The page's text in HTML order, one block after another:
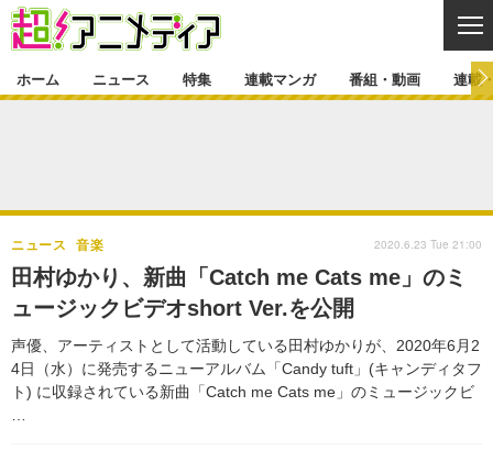
ゲーム・アプリ マンガ
グッズ イベント
声優 コスプレ
舞台 新帝スタ
特集一覧 カバー
ラキりす
連載マンガ
連載マンガ一覧
番組・動画
番組・動画一覧 ラジオ
動画
連載・ブログ
連載・ブログ一覧 コラム
編集部ブログ・お知らせ
ホーム ニュース 特集 連載マンガ 番組・動画 連載
田村ゆかり、新曲「Catch me Cats me」のミ
ュージックビデオshort Ver.を公開
声優、アーティストとして活動している田村ゆかりが、2020年6月2
4日（水）に発売するニューアルバム「Candy tuft」(キャンディタフ
ト) に収録されている新曲「Catch me Cats me」のミュージックビ
ニュース 音楽 2020.6.23 Tue 21:00